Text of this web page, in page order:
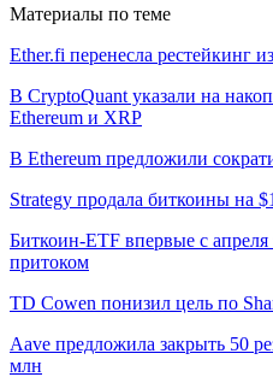
Материалы по теме
Ether.fi перенесла рестейкинг
В CryptoQuant указали на
Ethereum и XRP
В Ethereum предложили
Strategy продала биткоины на
Биткоин-ETF впервые с
притоком
TD Cowen понизил цель по
Aave предложила закрыть 50
млн